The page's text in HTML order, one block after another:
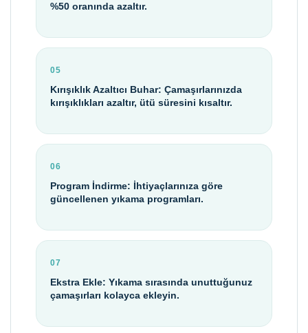
%50 oranında azaltır.
05
Kırışıklık Azaltıcı Buhar: Çamaşırlarınızda
kırışıklıkları azaltır, ütü süresini kısaltır.
06
Program İndirme: İhtiyaçlarınıza göre
güncellenen yıkama programları.
07
Ekstra Ekle: Yıkama sırasında unuttuğunuz
çamaşırları kolayca ekleyin.